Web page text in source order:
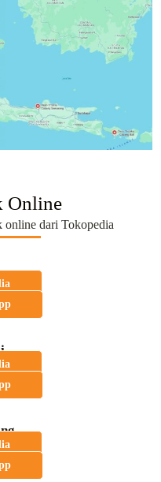
Online
dari Tokopedia